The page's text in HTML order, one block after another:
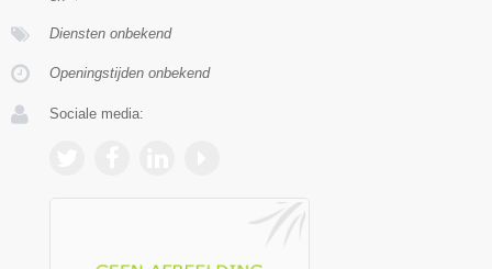
Diensten onbekend
Openingstijden onbekend
Sociale media: